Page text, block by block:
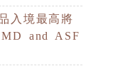
入境最高將
and ASF